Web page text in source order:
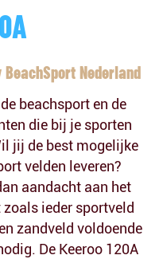
Nederland
beachsport en de
die bij je sporten
jij de best mogelijke
velden leveren?
aandacht aan het
ieder sportveld
zandveld voldoende
De Keeroo 120A